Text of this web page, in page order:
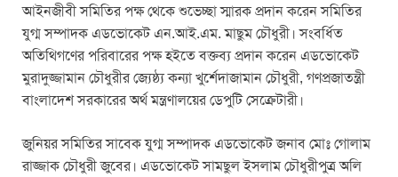
আইনজীবী সমিতির পক্ষ থেকে শুভেচ্ছা স্মারক প্রদান করেন সমিতির
যুগ্ম সম্পাদক এডভোকেট এন.আই.এম. মাছুম চৌধুরী। সংবর্ধিত
অতিথিগণের পরিবারের পক্ষ হইতে বক্তব্য প্রদান করেন এডভোকেট
মুরাদুজ্জামান চৌধুরীর জ্যেষ্ঠ্য কন্যা খুর্শেদাজামান চৌধুরী, গণপ্রজাতন্ত্রী
বাংলাদেশ সরকারের অর্থ মন্ত্রণালয়ের ডেপুটি সেক্রেটারী।
জুনিয়র সমিতির সাবেক যুগ্ম সম্পাদক এডভোকেট জনাব মোঃ গোলাম
রাজ্জাক চৌধুরী জুবের। এডভোকেট সামছুল ইসলাম চৌধুরীপুত্র অলি